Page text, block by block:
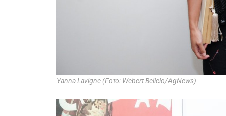
Yanna Lavigne (Foto: Webert Belicio/AgNews)